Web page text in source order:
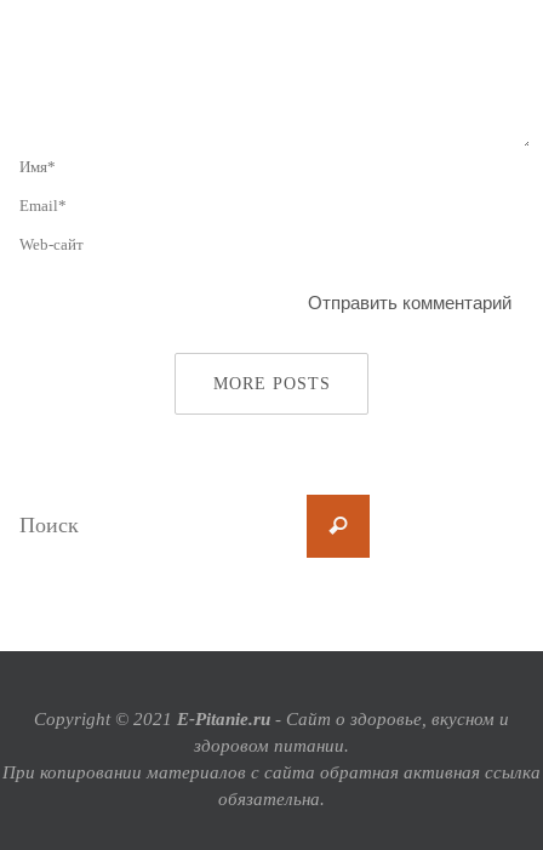
MORE POSTS
Copyright © 2021 E-Pitanie.ru - Сайт о здоровье, вкусном и
здоровом питании.
При копировании материалов с сайта обратная активная ссылка
обязательна.